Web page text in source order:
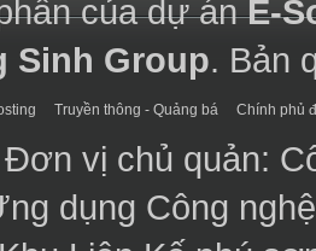
của dự ánE-
Sinh Group. Bản
Truyền thông - Quảng bá Chính phủ
Đơn vị chủ quản:
dụng Công